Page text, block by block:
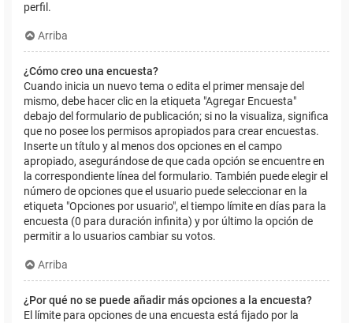
perfil.
Arriba
¿Cómo creo una encuesta?
Cuando inicia un nuevo tema o edita el primer mensaje del
mismo, debe hacer clic en la etiqueta "Agregar Encuesta"
debajo del formulario de publicación; si no la visualiza, significa
que no posee los permisos apropiados para crear encuestas.
Inserte un título y al menos dos opciones en el campo
apropiado, asegurándose de que cada opción se encuentre en
la correspondiente línea del formulario. También puede elegir el
número de opciones que el usuario puede seleccionar en la
etiqueta "Opciones por usuario", el tiempo límite en días para la
encuesta (0 para duración infinita) y por último la opción de
permitir a lo usuarios cambiar su votos.
Arriba
¿Por qué no se puede añadir más opciones a la encuesta?
El límite para opciones de una encuesta está fijado por la